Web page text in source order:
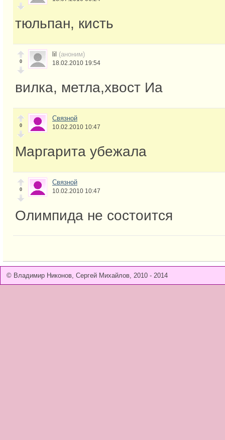
тюльпан, кисть
0
lil (аноним)
18.02.2010 19:54
вилка, метла,хвост Иа
0
Связной
10.02.2010 10:47
Маргарита убежала
0
Связной
10.02.2010 10:47
Олимпида не состоится
© Владимир Никонов, Сергей Михайлов, 2010 - 2014